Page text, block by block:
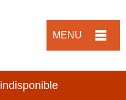
MENU
indisponible